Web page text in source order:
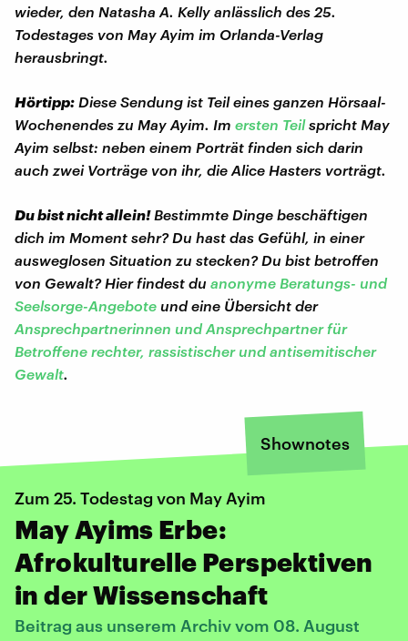
wieder, den Natasha A. Kelly anlässlich des 25.
Todestages von May Ayim im Orlanda-Verlag
herausbringt.
Hörtipp: Diese Sendung ist Teil eines ganzen Hörsaal-
Wochenendes zu May Ayim. Im ersten Teilspricht May
Ayim selbst: neben einem Porträt finden sich darin
auch zwei Vorträge von ihr, die Alice Hasters vorträgt.
Du bist nicht allein!Bestimmte Dinge beschäftigen
dich im Moment sehr? Du hast das Gefühl, in einer
ausweglosen Situation zu stecken? Du bist betroffen
von Gewalt? Hier findest du anonyme Beratungs- und
Seelsorge-Angebote und eine Übersicht der
Ansprechpartnerinnen und Ansprechpartner für
Betroffene rechter, rassistischer und antisemitischer
Gewalt.
Shownotes
Zum 25. Todestag von May Ayim
May Ayims Erbe:
Afrokulturelle Perspektiven
in der Wissenschaft
Beitrag aus unserem Archiv vom 08. August